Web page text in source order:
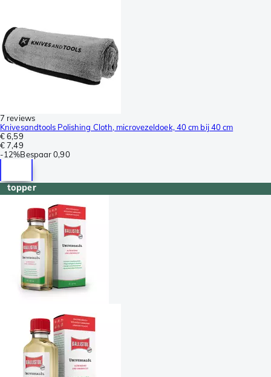
7 reviews
Knivesandtools Polishing Cloth, microvezeldoek, 40 cm bij 40 cm
€ 6,59
€ 7,49
-12%Bespaar 0,90
topper